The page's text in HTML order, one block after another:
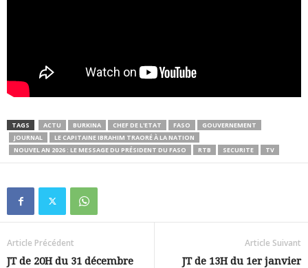
TAGS ACTU BURKINA CHEF DE L'ETAT FASO
GOUVERNEMENT
JOURNAL
LE CAPITAINE IBRAHIM TRAORÉ À LA NATION
NOUVEL AN 2026 : LE MESSAGE DU PRÉSIDENT DU FASO
RTB SECURITE TV
Article Précédent
JT de 20H du 31 décembre
Article Suivant
JT de 13H du 1er janvier